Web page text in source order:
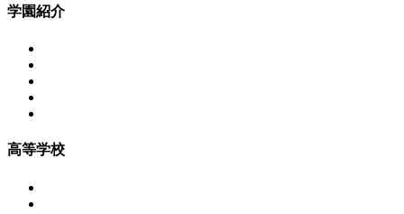
学園紹介
高等学校